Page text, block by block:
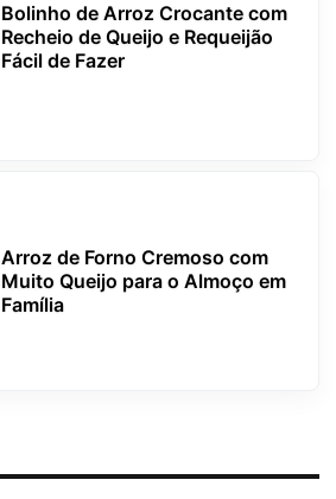
Bolinho de Arroz Crocante com
Recheio de Queijo e Requeijão
Fácil de Fazer
Arroz de Forno Cremoso com
Muito Queijo para o Almoço em
Família